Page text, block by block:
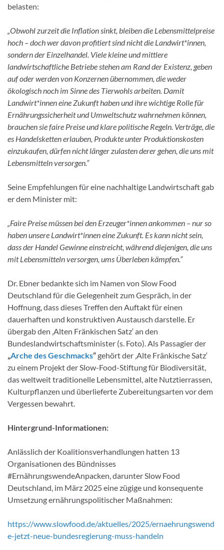
belasten:
„Obwohl zurzeit die Inflation sinkt, bleiben die Lebensmittelpreise
hoch – doch wer davon profitiert sind nicht die Landwirt*innen,
sondern der Einzelhandel. Viele kleine und mittlere
landwirtschaftliche Betriebe stehen am Rand der Existenz, geben
auf oder werden von Konzernen übernommen, die weder
ökologisch noch im Sinne des Tierwohls arbeiten. Damit
Landwirt*innen eine Zukunft haben und ihre wichtige Rolle für
Ernährungssicherheit und Umweltschutz wahrnehmen können,
brauchen sie faire Preise und klare politische Regeln. Verträge, die
es Handelsketten erlauben, Produkte unter Produktionskosten
einzukaufen, dürfen nicht länger zulasten derer gehen, die uns mit
Lebensmitteln versorgen.“
Seine Empfehlungen für eine nachhaltige Landwirtschaft gab
er dem Minister mit:
„Faire Preise müssen bei den Erzeuger*innen ankommen – nur so
haben unsere Landwirt*innen eine Zukunft. Es kann nicht sein,
dass der Handel Gewinne einstreicht, während diejenigen, die uns
mit Lebensmitteln versorgen, ums Überleben kämpfen.“
Dr. Ebner bedankte sich im Namen von Slow Food
Deutschland für die Gelegenheit zum Gespräch, in der
Hoffnung, dass dieses Treffen den Auftakt für einen
dauerhaften und konstruktiven Austausch darstelle. Er
übergab den ‚Alten Fränkischen Satz‘ an den
Bundeslandwirtschaftsminister (s. Foto). Als Passagier der
„Arche des Geschmacks“gehört der ‚Alte Fränkische Satz‘
zu einem Projekt der Slow-Food-Stiftung für Biodiversität,
das weltweit traditionelle Lebensmittel, alte Nutztierrassen,
Kulturpflanzen und überlieferte Zubereitungsarten vor dem
Vergessen bewahrt.
Hintergrund-Informationen:
Anlässlich der Koalitionsverhandlungen hatten 13
Organisationen des Bündnisses
#ErnährungswendeAnpacken, darunter Slow Food
Deutschland, im März 2025 eine zügige und konsequente
Umsetzung ernährungspolitischer Maßnahmen:
https://www.slowfood.de/aktuelles/2025/ernaehrungswend
e-jetzt-neue-bundesregierung-muss-handeln